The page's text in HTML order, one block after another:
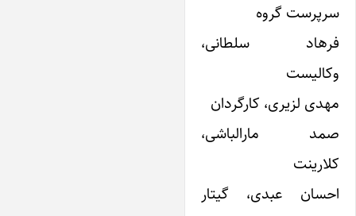
گروه
سلطانی،
لزیری، کارگردان
مارالباشی،
عبدی، گیتار